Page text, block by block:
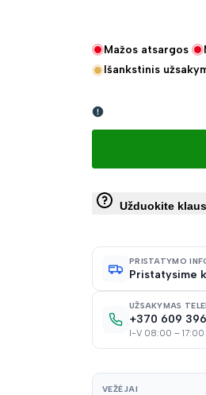
Mažos atsargos
Išankstinis
Užduokite
PRISTATYMO
Pristatysime
UŽSAKYMAS
+370 609
I-V 08:00 – 17:00
VEŽĖJAI